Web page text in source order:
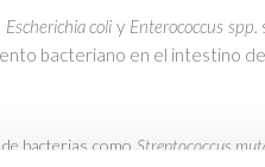
Escherichia coliy Enterococcus spp.
bacteriano en el intestino
bacterias como Streptococcus